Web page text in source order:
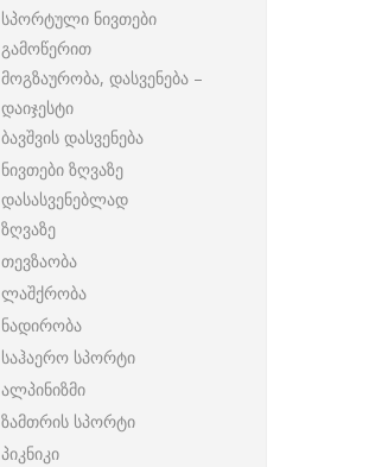
სპორტული ნივთები
გამოწერით
მოგზაურობა, დასვენება –
დაიჯესტი
ბავშვის დასვენება
ნივთები ზღვაზე
დასასვენებლად
ზღვაზე
თევზაობა
ლაშქრობა
ნადირობა
საჰაერო სპორტი
ალპინიზმი
ზამთრის სპორტი
პიკნიკი